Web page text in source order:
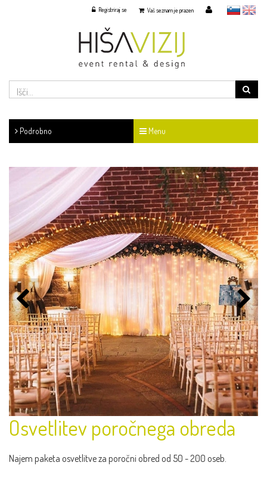
slovensko
English
Vaš seznam je prazen
Registriraj se
Podrobno Menu
Osvetlitev poročnega obreda
Najem paketa osvetlitve za poročni obred od 50 - 200 oseb.